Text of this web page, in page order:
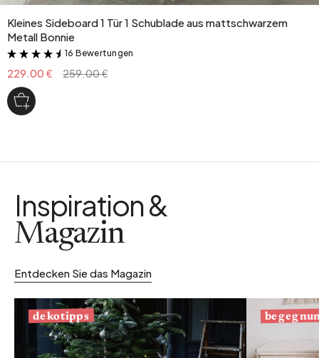
Kleines Sideboard 1 Tür 1 Schublade aus mattschwarzem
Metall Bonnie
&
16 Bewertungen
229.00 € 259.00 €
Inspiration &
Magazin
Entdecken Sie das Magazin
dekotipps